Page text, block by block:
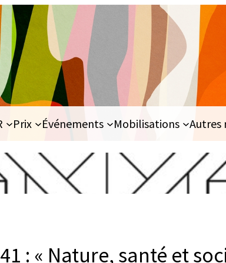
Prix Événements Mobilisations Autres
: « Nature, santé et